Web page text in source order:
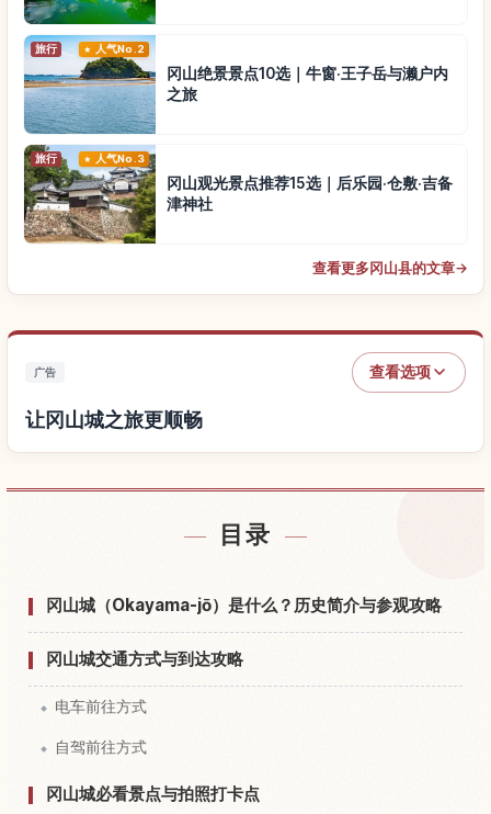
旅行 人气No.2
冈山绝景景点10选｜牛窗·王子岳与濑户内
之旅
旅行 人气No.3
冈山观光景点推荐15选｜后乐园·仓敷·吉备
津神社
查看更多冈山县的文章→
广告 查看选项
让冈山城之旅更顺畅
目录
冈山城（Okayama-jō）是什么？历史简介与参观攻略
冈山城交通方式与到达攻略
电车前往方式
自驾前往方式
冈山城必看景点与拍照打卡点